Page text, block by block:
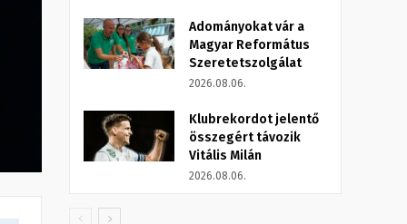
Adományokat vár a
Magyar Református
Szeretetszolgálat
2026.08.06.
Klubrekordot jelentő
összegért távozik
Vitális Milán
2026.08.06.